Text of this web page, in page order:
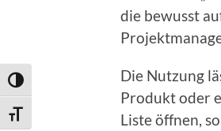
Umschalten auf hohe Kontraste
Schrift vergrößern
die bewusst
Die Nutzung
Produkt oder
Liste öffnen,